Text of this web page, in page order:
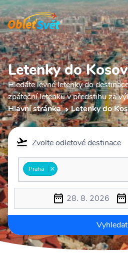
Letenky do
Hledáte levné letenky do
zpáteční letenku v předstihu za
Hlavní stránka
Letenky do
Zvolte odletové destinace
Praha
28. 8. 2026
Vyhledat